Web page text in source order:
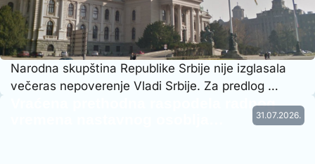
Narodna skupština Republike Srbije nije izglasala
večeras nepoverenje Vladi Srbije. Za predlog …
31.07.2026.
Vraćena prethodna raspodela radnog